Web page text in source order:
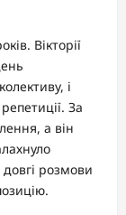
Вікторії
і
За
а він
розмови